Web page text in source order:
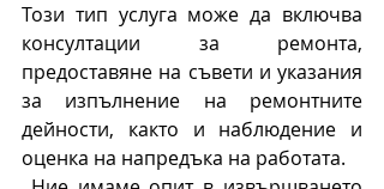
Този тип услуга може да включва
консултации за ремонта,
предоставяне на съвети и указания
за изпълнение на ремонтните
дейности, както и наблюдение и
оценка на напредъка на работата.